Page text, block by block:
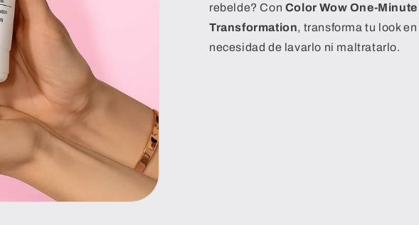
rebelde? Con Color Wow One-Minute
Transformation, transforma tu look en
necesidad de lavarlo ni maltratarlo.